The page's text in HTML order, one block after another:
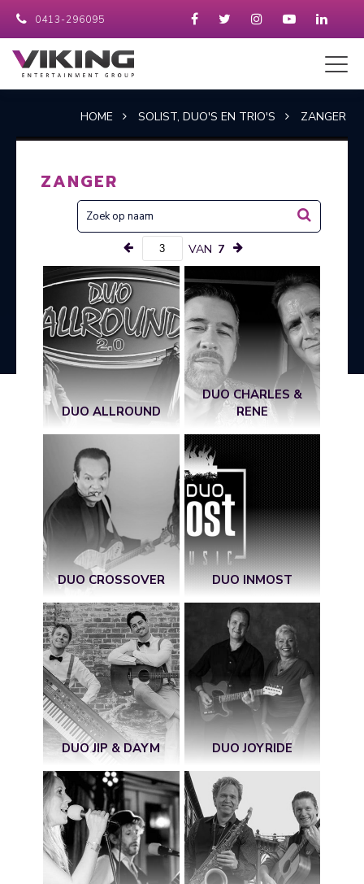
0413-296095
HOME SOLIST, DUO'S EN TRIO'S ZANGER
ZANGER
VAN 7
DUO ALLROUND
DUO CHARLES &
RENE
DUO CROSSOVER DUO INMOST
DUO JIP & DAYM DUO JOYRIDE